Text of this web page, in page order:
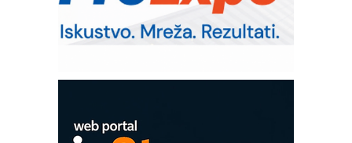
Sigurnije ispitivanje transformatora u
solarnim elektranama i vetroparkovima
Pranje točkova na gradilištu- standard
Proizvodnja iC7 Hybrid 1500 VDC
COMBYPACK